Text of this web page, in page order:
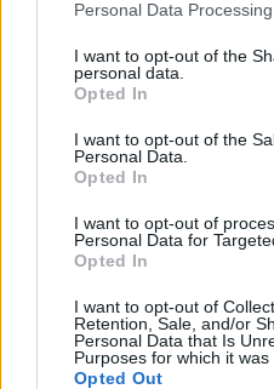
Please note that this website/
not limited to your visit or
grant or deny consent to
use your data for below
consent section.
Personal Data
I want to opt-out of the
personal data.
Opted In
I want to opt-out of the
Personal Data.
Opted In
I want to opt-out of
Personal Data for
Opted In
I want to opt-out of
Retention, Sale, and/or
Personal Data that Is
Purposes for which it was
Opted Out
2026.08.07. Horváth Zsolt
Györfi Mihály több tucat
a kerékpárgyár
Rövid idő alatt számos
azoknak a munkavállalóknak,
bezárása...